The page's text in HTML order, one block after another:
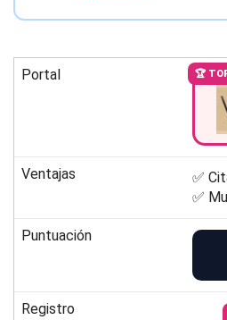
Portal 🏆
Ventajas
✅
✅
Puntuación
Registro